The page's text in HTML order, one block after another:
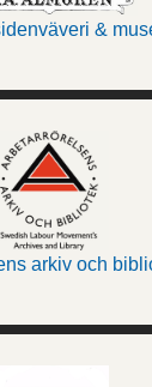
&
arkiv och